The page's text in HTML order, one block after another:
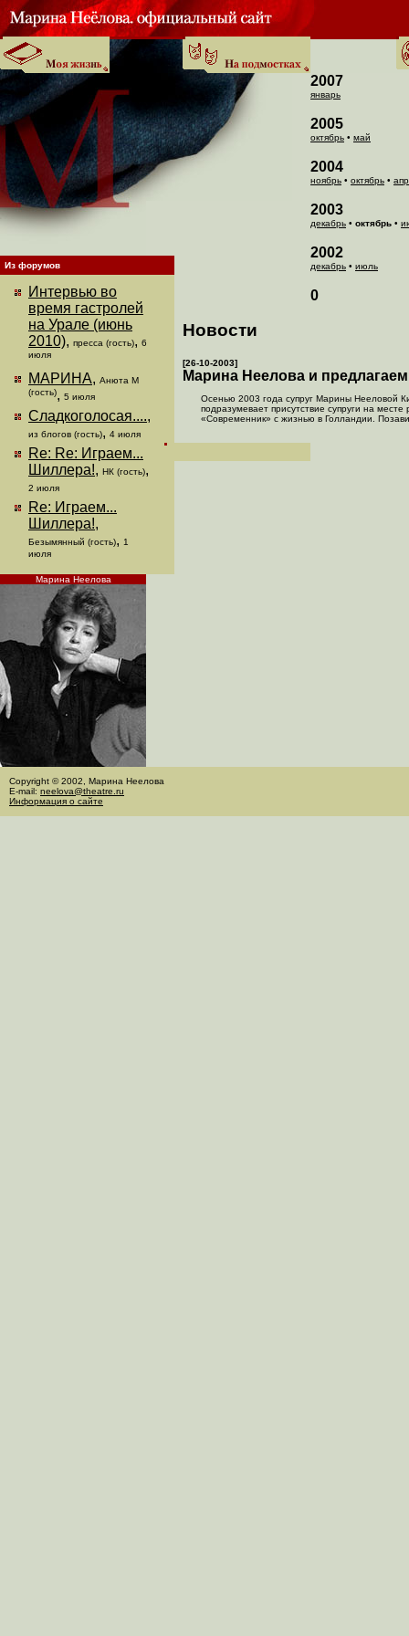
Из форумов
Интервью во
время гастролей
на Урале (июнь
2010), пресса (гость), 6
июля
МАРИНА, Анюта М
(гость), 5 июля
Сладкоголосая....,
из блогов (гость), 4 июля
Re: Re: Играем...
Шиллера!, НК (гость),
2 июля
Re: Играем...
Шиллера!,
Безымянный (гость), 1
июля
2007
январь
2005
октябрь • май
2004
ноябрь • октябрь •
2003
декабрь • октябрь •
2002
декабрь • июль
0
Новости
[26-10-2003]
Марина Неелова и
Осенью 2003 года супруг Марины Нееловой
подразумевает присутствие супруги на
«Современник» с жизнью в Голландии.
Марина Неелова
Copyright © 2002, Марина Неелова
E-mail: neelova@theatre.ru
Информация о сайте